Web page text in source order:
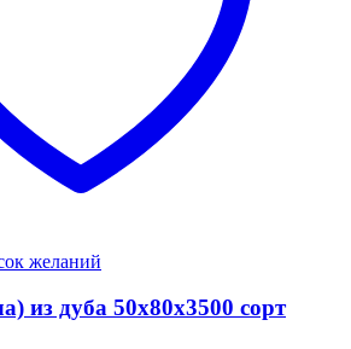
желаний
из дуба 50x80x3500 сорт